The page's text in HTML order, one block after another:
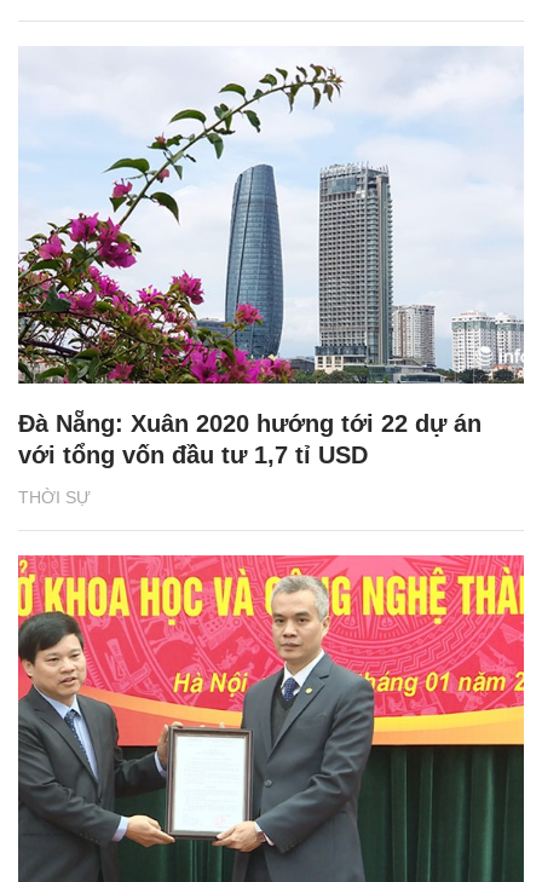
THỜI SỰ
Đà Nẵng: Xuân 2020 hướng tới 22 dự án
với tổng vốn đầu tư 1,7 tỉ USD